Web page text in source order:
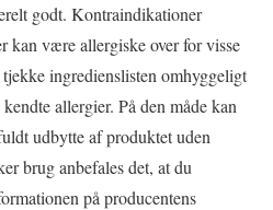
godt. Kontraindikationer
kan være allergiske over for visse
ingredienslisten omhyggeligt
allergier. På den måde kan
udbytte af produktet uden
brug anbefales det, at du
på producentens